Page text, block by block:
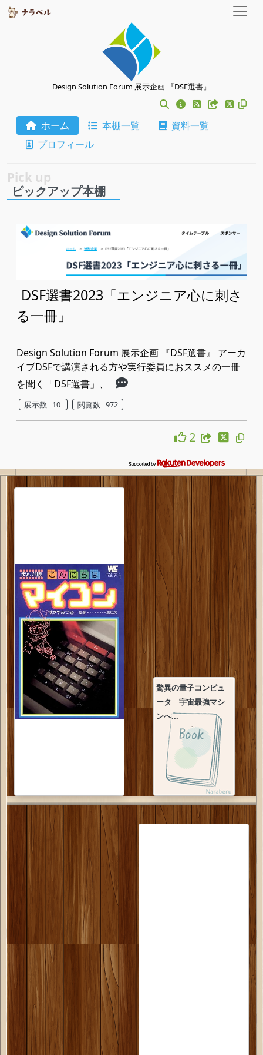
Design Solution Forum 展示企画 『DSF選書』
ホーム 本棚一覧
資料一覧
プロフィール
ピックアップ本棚
DSF選書2023「エンジニア心に刺さ
る一冊」
Design Solution Forum 展示企画 『DSF選書』 アーカ
イブDSFで講演される方や実行委員におススメの一冊
を聞く「DSF選書」、
展示数 10 閲覧数 972
2
驚異の量子コンピュ
ータ 宇宙最強マシ
ンへ...